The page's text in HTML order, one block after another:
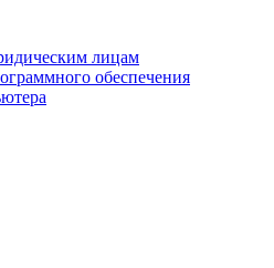
лицам
обеспечения